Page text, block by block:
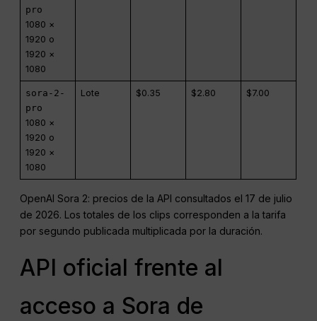
pro
1080 ×
1920 o
1920 ×
1080
sora-2-
pro
1080 ×
1920 o
1920 ×
1080
Lote $0.35 $2.80 $7.00
OpenAI Sora 2: precios de la API consultados el 17 de julio
de 2026. Los totales de los clips corresponden a la tarifa
por segundo publicada multiplicada por la duración.
API oficial frente al
acceso a Sora de